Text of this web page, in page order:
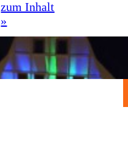
zum Inhalt
»